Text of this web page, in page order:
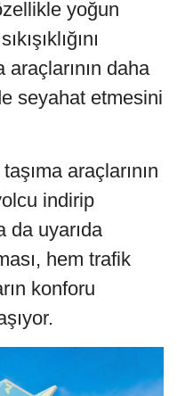
yoğun
daha
seyahat etmesini
araçlarının
indirip
da uyarıda
hem trafik
konforu